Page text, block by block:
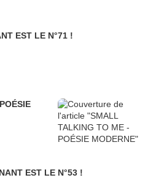
EST LE N°71 !
EST LE N°53 !